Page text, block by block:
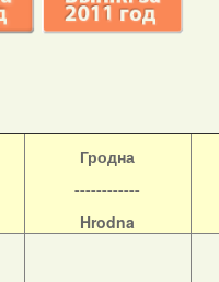
Гродна
------------
Hrodna